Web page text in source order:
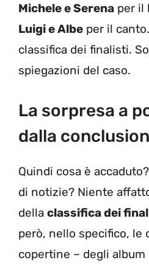
Michele e Serena per il
Luigi e Albe per il
classifica dei finalisti.
spiegazioni del caso.
La sorpresa a
dalla
Quindi cosa è
di notizie? Niente
della classifica dei
però, nello specifico, le
copertine – degli